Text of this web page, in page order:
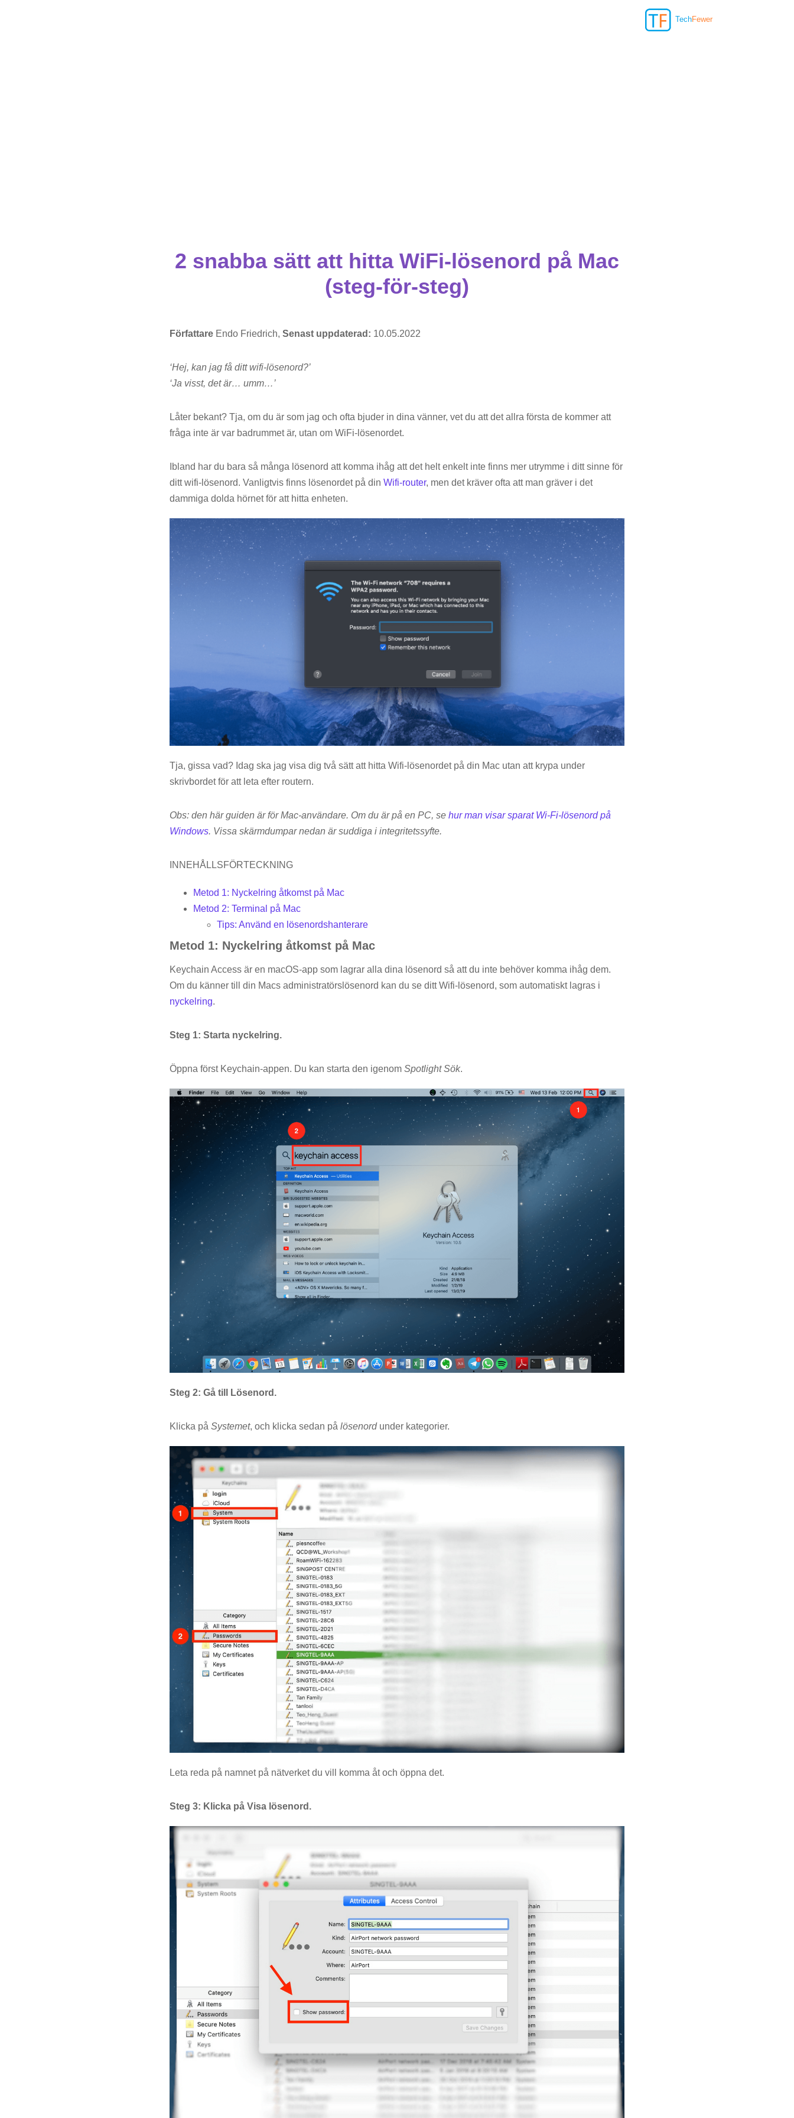
TechFewer
2 snabba sätt att hitta WiFi-lösenord på Mac
(steg-för-steg)
Författare Endo Friedrich, Senast uppdaterad: 10.05.2022
‘Hej, kan jag få ditt wifi-lösenord?’
‘Ja visst, det är… umm…’
Låter bekant? Tja, om du är som jag och ofta bjuder in dina vänner, vet du att det allra första de kommer att
fråga inte är var badrummet är, utan om WiFi-lösenordet.
Ibland har du bara så många lösenord att komma ihåg att det helt enkelt inte finns mer utrymme i ditt sinne för
ditt wifi-lösenord. Vanligtvis finns lösenordet på din Wifi-router, men det kräver ofta att man gräver i det
dammiga dolda hörnet för att hitta enheten.
Tja, gissa vad? Idag ska jag visa dig två sätt att hitta Wifi-lösenordet på din Mac utan att krypa under
skrivbordet för att leta efter routern.
Obs: den här guiden är för Mac-användare. Om du är på en PC, se hur man visar sparat Wi-Fi-lösenord på
Windows. Vissa skärmdumpar nedan är suddiga i integritetssyfte.
INNEHÅLLSFÖRTECKNING
Metod 1: Nyckelring åtkomst på Mac
Metod 2: Terminal på Mac
Tips: Använd en lösenordshanterare
Metod 1: Nyckelring åtkomst på Mac
Keychain Access är en macOS-app som lagrar alla dina lösenord så att du inte behöver komma ihåg dem.
Om du känner till din Macs administratörslösenord kan du se ditt Wifi-lösenord, som automatiskt lagras i
nyckelring.
Steg 1: Starta nyckelring.
Öppna först Keychain-appen. Du kan starta den igenom Spotlight Sök.
Steg 2: Gå till Lösenord.
Klicka på Systemet, och klicka sedan på lösenordunder kategorier.
Leta reda på namnet på nätverket du vill komma åt och öppna det.
Steg 3: Klicka på Visa lösenord.